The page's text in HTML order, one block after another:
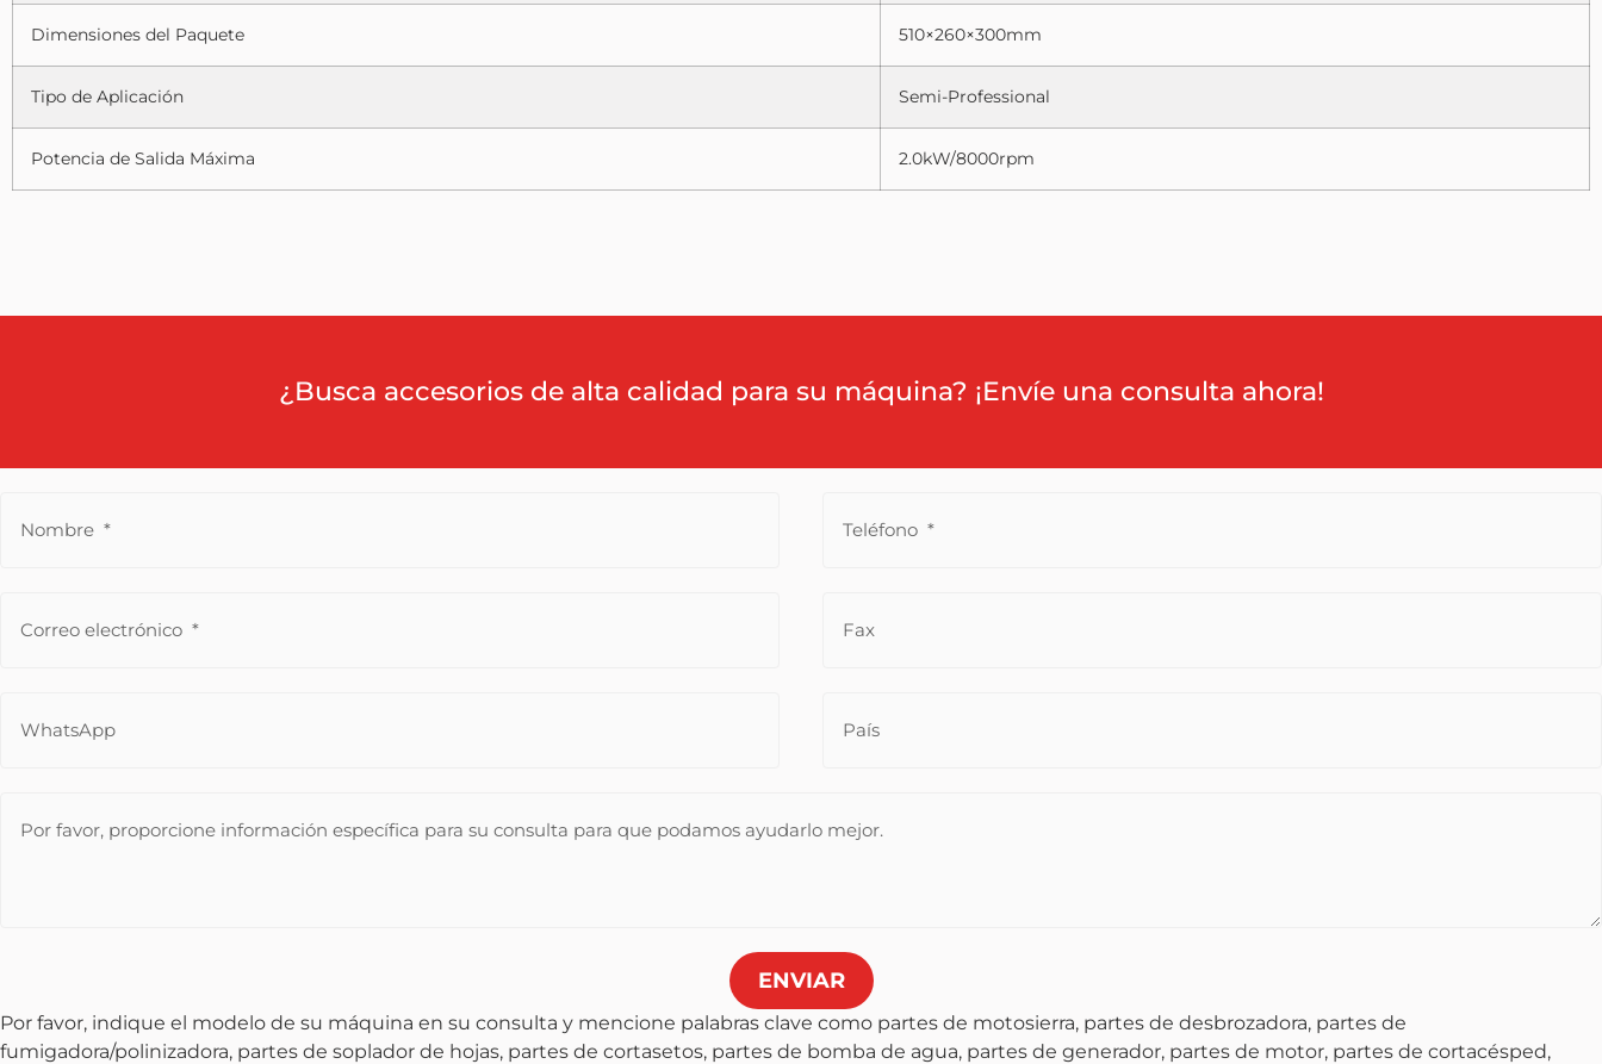
Dimensiones del Paquete 510×260×300mm
Tipo de Aplicación Semi-Professional
Potencia de Salida Máxima 2.0kW/8000rpm
¿Busca accesorios de alta calidad para su máquina? ¡Envíe una consulta ahora!
ENVIAR
Por favor, indique el modelo de su máquina en su consulta y mencione palabras clave como partes de motosierra, partes de desbrozadora, partes de
fumigadora/polinizadora, partes de soplador de hojas, partes de cortasetos, partes de bomba de agua, partes de generador, partes de motor, partes de cortacésped,